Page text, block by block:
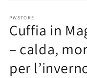
multimediali
1
finestra
modale
PWSTORE
Cuffia in
– calda,
per